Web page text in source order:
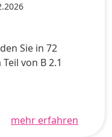
Sie in 72
von B 2.1
mehr erfahren